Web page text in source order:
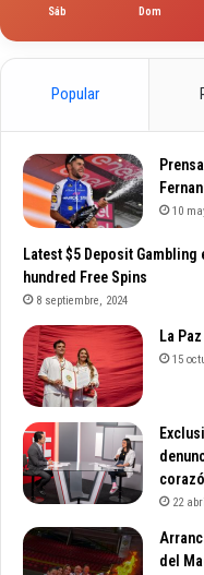
Sáb Dom
Popular
10
Latest $5 Deposit
hundred Free Spins
8 septiembre, 2024
La
15
22
del